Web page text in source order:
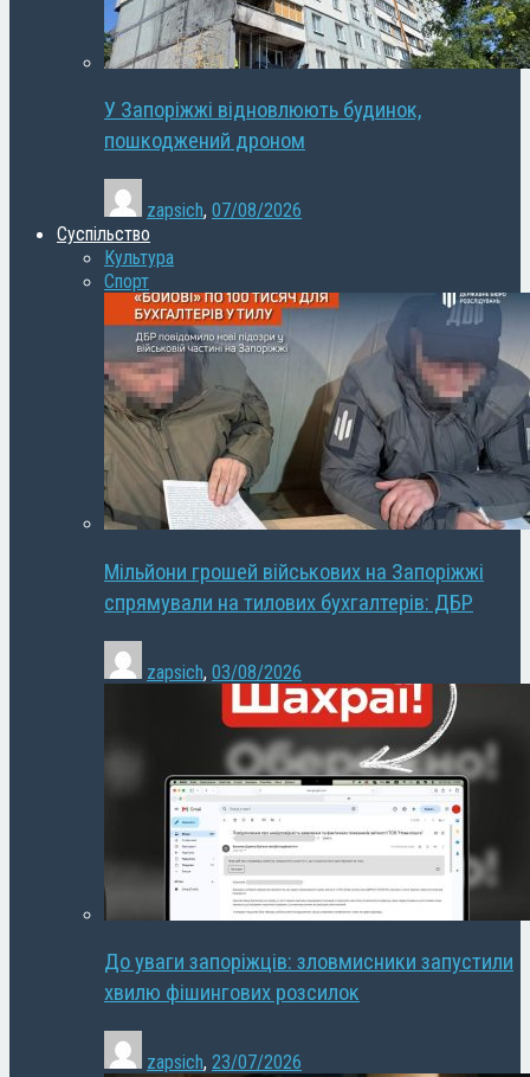
У Запоріжжі відновлюють будинок,
пошкоджений дроном
zapsich, 07/08/2026
Суспільство
Культура
Спорт
Мільйони грошей військових на Запоріжжі
спрямували на тилових бухгалтерів: ДБР
zapsich, 03/08/2026
До уваги запоріжців: зловмисники запустили
хвилю фішингових розсилок
zapsich, 23/07/2026